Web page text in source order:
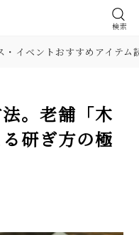
検索
・イベントおすすめアイテム
。老舗「木
研ぎ方の極